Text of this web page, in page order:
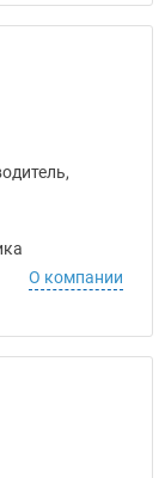
О компании